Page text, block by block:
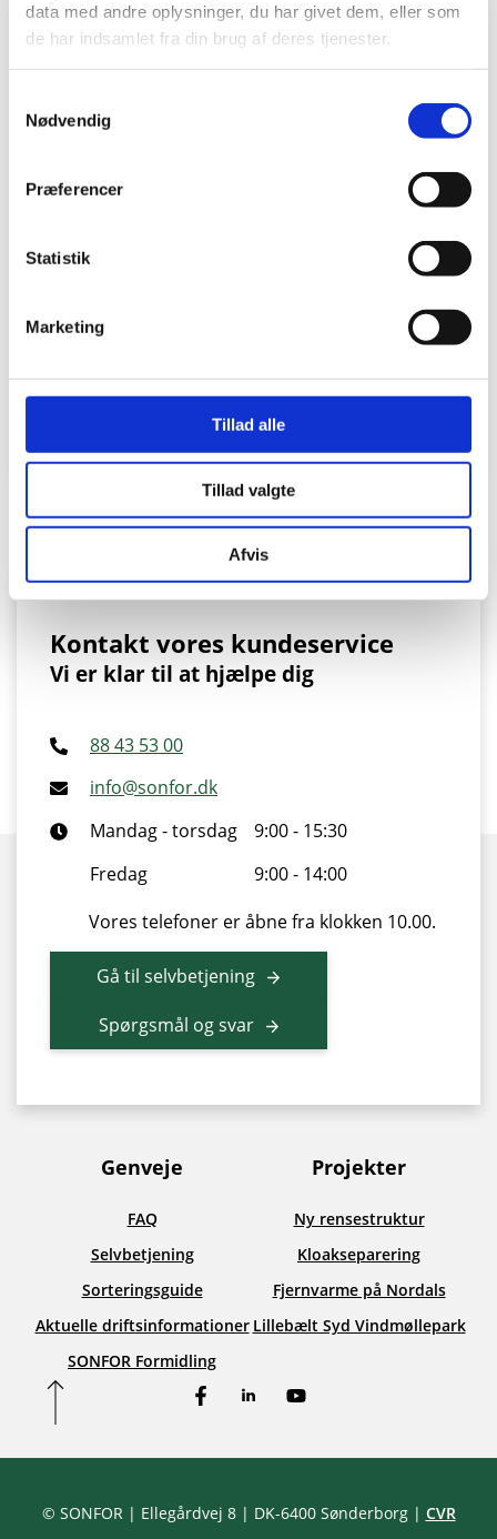
data med andre oplysninger, du har givet dem, eller som
de har indsamlet fra din brug af deres tjenester.
Nødvendig
Præferencer
Statistik
Marketing
Tillad alle
Tillad valgte
Afvis
Nej tak til husholdningsaffald
husholdningsaffald-fri-zone
. Indholdet af
containere som f.eks. ’Rest efter sortering’
kan nemlig blive opbevaret i flere måneder,
inden det bliver behandlet eller brændt.
genbrugspladsens containere, kan det blive
Se alle ordensregler
Kontakt vores kundeservice
Vi er klar til at hjælpe dig
88 43 53 00
info@sonfor.dk
Mandag - torsdag
9:00 - 15:30
Fredag
9:00 - 14:00
Vores telefoner er åbne fra klokken 10.00.
Gå til selvbetjening
Spørgsmål og svar
Genveje
FAQ
Selvbetjening
Sorteringsguide
Aktuelle driftsinformationer
SONFOR Formidling
Projekter
Ny rensestruktur
Kloakseparering
Fjernvarme på Nordals
Lillebælt Syd Vindmøllepark
FacebookLinkedInYouTube
© SONFOR | Ellegårdvej 8 | DK-6400 Sønderborg | CVR